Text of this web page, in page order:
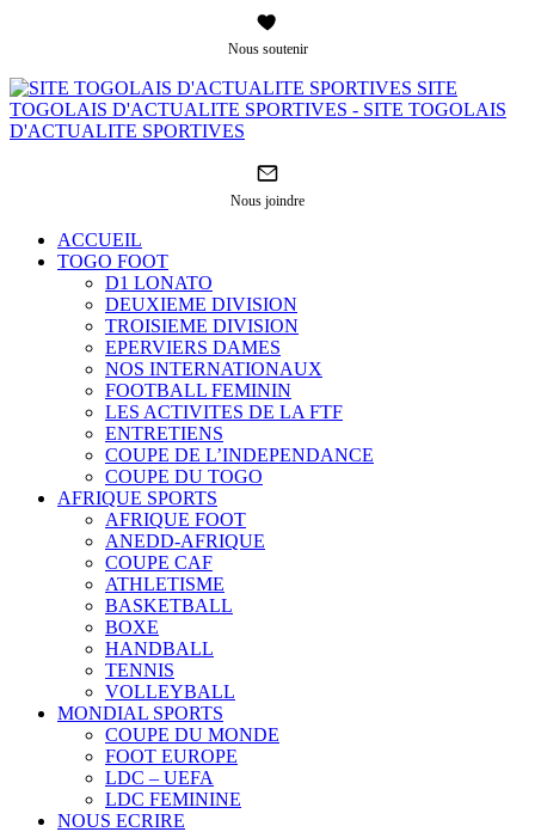
Nous soutenir
SITE
TOGOLAIS D'ACTUALITE SPORTIVES - SITE TOGOLAIS
D'ACTUALITE SPORTIVES
Nous joindre
ACCUEIL
TOGO FOOT
D1 LONATO
DEUXIEME DIVISION
TROISIEME DIVISION
EPERVIERS DAMES
NOS INTERNATIONAUX
FOOTBALL FEMININ
LES ACTIVITES DE LA FTF
ENTRETIENS
COUPE DE L’INDEPENDANCE
COUPE DU TOGO
AFRIQUE SPORTS
AFRIQUE FOOT
ANEDD-AFRIQUE
COUPE CAF
ATHLETISME
BASKETBALL
BOXE
HANDBALL
TENNIS
VOLLEYBALL
MONDIAL SPORTS
COUPE DU MONDE
FOOT EUROPE
LDC – UEFA
LDC FEMININE
NOUS ECRIRE